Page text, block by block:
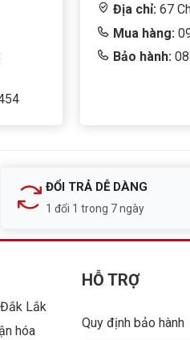
Địa chỉ: 67
Mua hàng:
Bảo hành:
ĐỔI TRẢ DỄ DÀNG
1 đổi 1 trong 7 ngày
Lắk
hóa
HỖ TRỢ
Quy định bảo hành